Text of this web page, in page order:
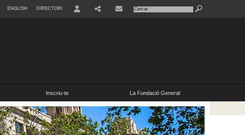
ENGLISH DIRECTORI
Inscriu-te La Fundació General